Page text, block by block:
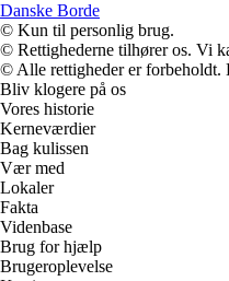
Danske Borde
© Kun til personlig brug.
© Rettighederne tilhører os. Vi
© Alle rettigheder er forbeholdt.
Bliv klogere på os
Vores historie
Kerneværdier
Bag kulissen
Vær med
Lokaler
Fakta
Videnbase
Brug for hjælp
Brugeroplevelse